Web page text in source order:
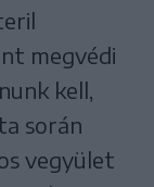
megvédi
kell,
során
vegyület